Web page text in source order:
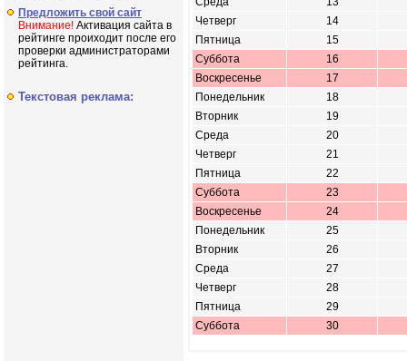
Предложить свой сайт
Внимание! Активация сайта в
рейтинге проиходит после его
проверки администраторами
рейтинга.
Текстовая реклама:
Четверг
14
Пятница
15
Суббота
16
Воскресенье
17
Понедельник
18
Вторник
19
Среда
20
Четверг
21
Пятница
22
Суббота
23
Воскресенье
24
Понедельник
25
Вторник
26
Среда
27
Четверг
28
Пятница
29
Суббота
30